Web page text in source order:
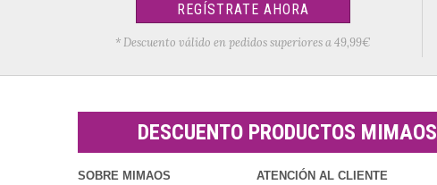
REGÍSTRATE AHORA
* Descuento válido en pedidos superiores a 49,99€
DESCUENTO PRODUCTOS MIMAOS
SOBRE MIMAOS ATENCIÓN AL CLIENTE